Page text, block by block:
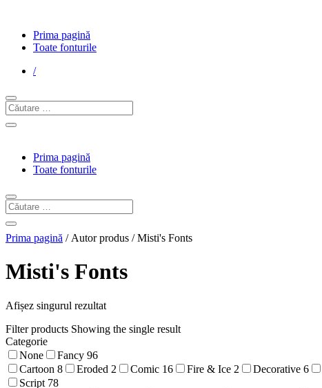
Prima pagină
Toate fonturile
/
Prima pagină
Toate fonturile
Prima pagină / Autor produs / Misti's Fonts
Misti's Fonts
Afișez singurul rezultat
Filter products Showing the single result
Categorie
None
Fancy 96
Cartoon 8 Eroded 2 Comic 16 Fire & Ice 2 Decorative 6
Script 78